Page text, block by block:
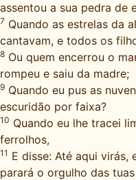
assentou a sua pedra de
7 Quando as estrelas da
cantavam, e todos os
8 Ou quem encerrou o
rompeu e saiu da madre;
9 Quando eu pus as
escuridão por faixa?
10 Quando eu lhe tracei
ferrolhos,
11 E disse: Até aqui virás,
parará o orgulho das